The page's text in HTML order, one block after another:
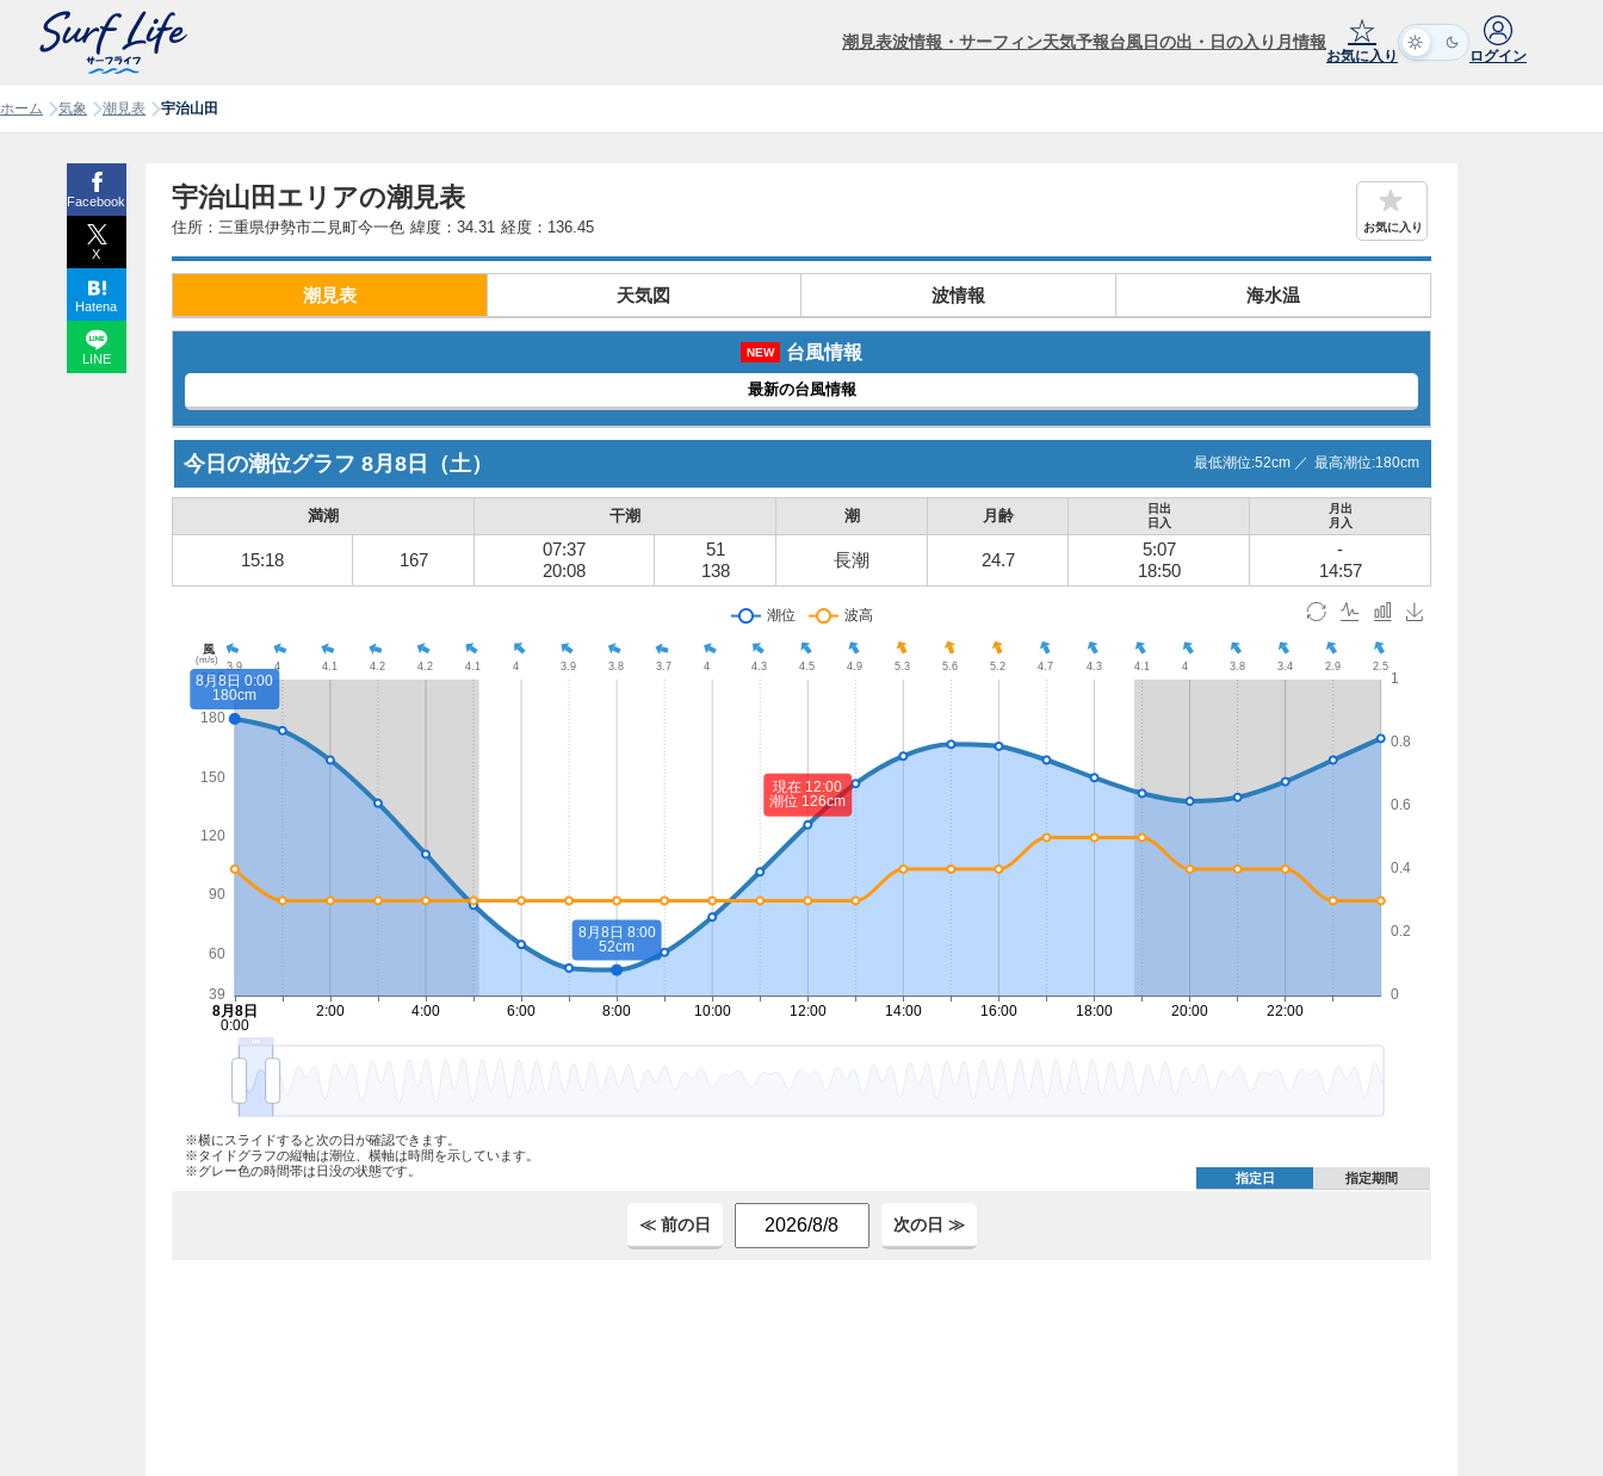
潮見表波情報・サーフィン天気予報台風日の出・日の入り 月情報 ☆
お気に入り ログイン
ホーム 気象 潮見表 宇治山田
宇治山田エリアの潮見表
住所：三重県伊勢市二見町今一色 緯度：34.31 経度：136.45 お気に入り
潮見表 天気図 波情報 海水温
NEW 台風情報
最新の台風情報
今日の潮位グラフ 8月8日 （土） 最低潮位:52cm ／ 最高潮位:180cm
満潮 干潮 潮 月齢
日出
日入
月出
月入
15:18 167
07:37
20:08
51
138
長潮 24.7
5:07
18:50
-
14:57
※横にスライドすると次の日が確認できます。
※タイドグラフの縦軸は潮位、横軸は時間を示しています。
※グレー色の時間帯は日没の状態です。
指定日 指定期間
≪ 前の日 次の日 ≫
Facebook
X
Hatena
LINE